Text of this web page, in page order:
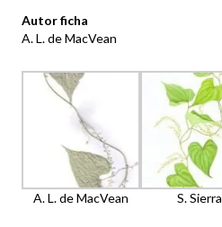
Autor ficha
A. L. de MacVean
A. L. de MacVean S. Sierra